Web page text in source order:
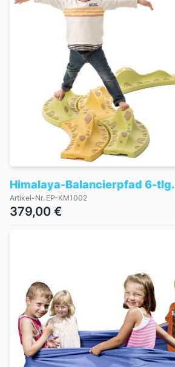
Himalaya-Balancierpfad 6-tlg.
Artikel-Nr. EP-KM1002
379,00 €